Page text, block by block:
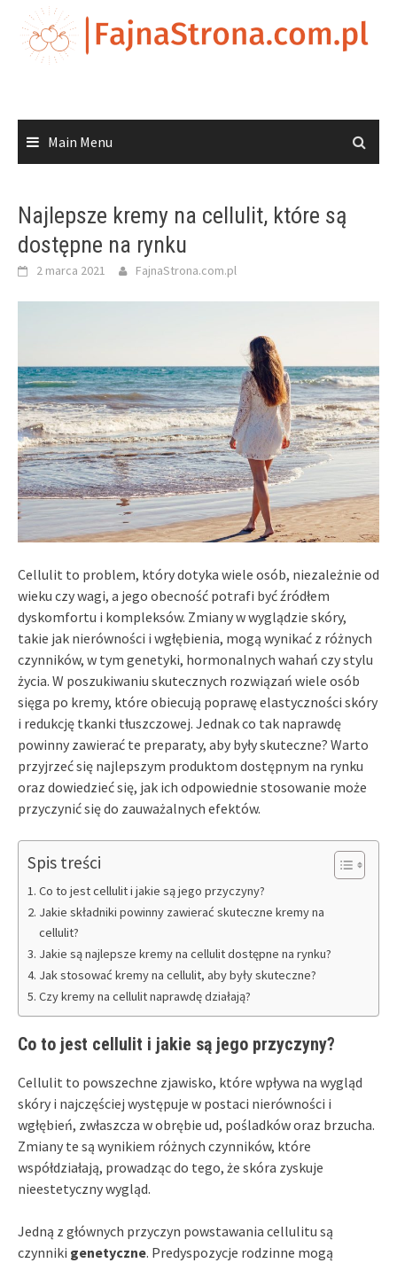
content
Main Menu
Najlepsze kremy na cellulit, które są
dostępne na rynku
2 marca 2021 FajnaStrona.com.pl
Cellulit to problem, który dotyka wiele osób, niezależnie od
wieku czy wagi, a jego obecność potrafi być źródłem
dyskomfortu i kompleksów. Zmiany w wyglądzie skóry,
takie jak nierówności i wgłębienia, mogą wynikać z różnych
czynników, w tym genetyki, hormonalnych wahań czy stylu
życia. W poszukiwaniu skutecznych rozwiązań wiele osób
sięga po kremy, które obiecują poprawę elastyczności skóry
i redukcję tkanki tłuszczowej. Jednak co tak naprawdę
powinny zawierać te preparaty, aby były skuteczne? Warto
przyjrzeć się najlepszym produktom dostępnym na rynku
oraz dowiedzieć się, jak ich odpowiednie stosowanie może
przyczynić się do zauważalnych efektów.
Spis treści
Co to jest cellulit i jakie są jego przyczyny?
Jakie składniki powinny zawierać skuteczne kremy na
cellulit?
Jakie są najlepsze kremy na cellulit dostępne na rynku?
Jak stosować kremy na cellulit, aby były skuteczne?
Czy kremy na cellulit naprawdę działają?
Co to jest cellulit i jakie są jego przyczyny?
Cellulit to powszechne zjawisko, które wpływa na wygląd
skóry i najczęściej występuje w postaci nierówności i
wgłębień, zwłaszcza w obrębie ud, pośladków oraz brzucha.
Zmiany te są wynikiem różnych czynników, które
współdziałają, prowadząc do tego, że skóra zyskuje
nieestetyczny wygląd.
Jedną z głównych przyczyn powstawania cellulitu są
czynniki genetyczne. Predyspozycje rodzinne mogą